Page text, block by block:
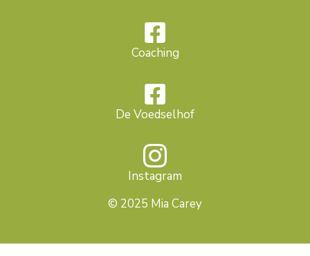
Coaching
De Voedselhof
Instagram
© 2025 Mia Carey